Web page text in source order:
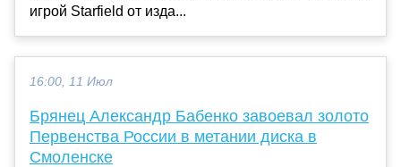
игрой Starfield от изда...
16:00, 11 Июл
Брянец Александр Бабенко завоевал золото
Первенства России в метании диска в
Смоленске